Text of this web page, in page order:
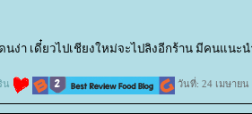
นง่า เดี๋ยวไปเชียงใหม่จะไปลิงอีกร้าน มีคนแนะ
น วันที่: 24 เมษายน